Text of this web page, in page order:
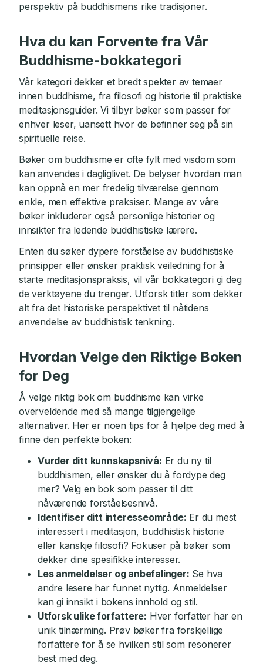
perspektiv på buddhismens rike tradisjoner.
Hva du kan Forvente fra Vår
Buddhisme-bokkategori
Vår kategori dekker et bredt spekter av temaer
innen buddhisme, fra filosofi og historie til praktiske
meditasjonsguider. Vi tilbyr bøker som passer for
enhver leser, uansett hvor de befinner seg på sin
spirituelle reise.
Bøker om buddhisme er ofte fylt med visdom som
kan anvendes i dagliglivet. De belyser hvordan man
kan oppnå en mer fredelig tilværelse gjennom
enkle, men effektive praksiser. Mange av våre
bøker inkluderer også personlige historier og
innsikter fra ledende buddhistiske lærere.
Enten du søker dypere forståelse av buddhistiske
prinsipper eller ønsker praktisk veiledning for å
starte meditasjonspraksis, vil vår bokkategori gi deg
de verktøyene du trenger. Utforsk titler som dekker
alt fra det historiske perspektivet til nåtidens
anvendelse av buddhistisk tenkning.
Hvordan Velge den Riktige Boken
for Deg
Å velge riktig bok om buddhisme kan virke
overveldende med så mange tilgjengelige
alternativer. Her er noen tips for å hjelpe deg med å
finne den perfekte boken:
Vurder ditt kunnskapsnivå: Er du ny til
buddhismen, eller ønsker du å fordype deg
mer? Velg en bok som passer til ditt
nåværende forståelsesnivå.
Identifiser ditt interesseområde: Er du mest
interessert i meditasjon, buddhistisk historie
eller kanskje filosofi? Fokuser på bøker som
dekker dine spesifikke interesser.
Les anmeldelser og anbefalinger: Se hva
andre lesere har funnet nyttig. Anmeldelser
kan gi innsikt i bokens innhold og stil.
Utforsk ulike forfattere: Hver forfatter har en
unik tilnærming. Prøv bøker fra forskjellige
forfattere for å se hvilken stil som resonerer
best med deg.